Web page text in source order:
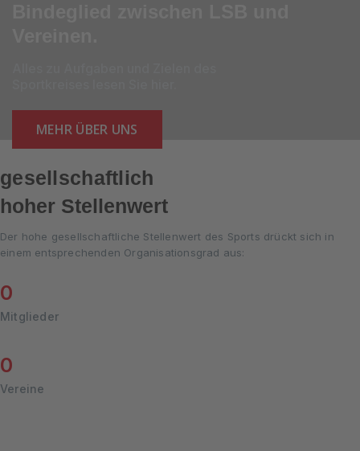
MEHR ÜBER UNS
gesellschaftlich
hoher Stellenwert
Der hohe gesellschaftliche Stellenwert des Sports drückt sich in
einem entsprechenden Organisationsgrad aus:
0
Mitglieder
0
Vereine